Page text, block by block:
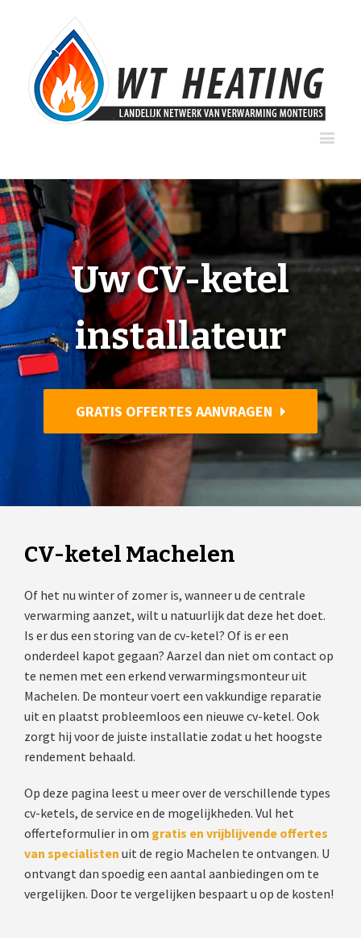
Uw CV-ketel
installateur
GRATIS OFFERTES AANVRAGEN
CV-ketel Machelen
Of het nu winter of zomer is, wanneer u de centrale
verwarming aanzet, wilt u natuurlijk dat deze het doet.
Is er dus een storing van de cv-ketel? Of is er een
onderdeel kapot gegaan? Aarzel dan niet om contact op
te nemen met een erkend verwarmingsmonteur uit
Machelen. De monteur voert een vakkundige reparatie
uit en plaatst probleemloos een nieuwe cv-ketel. Ook
zorgt hij voor de juiste installatie zodat u het hoogste
rendement behaald.
Op deze pagina leest u meer over de verschillende types
cv-ketels, de service en de mogelijkheden. Vul het
offerteformulier in om gratis en vrijblijvende offertes
van specialisten uit de regio Machelen te ontvangen. U
ontvangt dan spoedig een aantal aanbiedingen om te
vergelijken. Door te vergelijken bespaart u op de kosten!